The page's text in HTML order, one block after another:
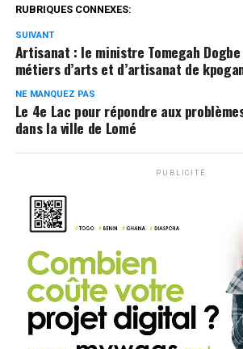
RUBRIQUES CONNEXES:
SUIVANT
Artisanat : le ministre Tomegah
métiers d’arts et d’artisanat de
NE MANQUEZ PAS
Le 4e Lac pour répondre aux
dans la ville de Lomé
PUBLICITÉ